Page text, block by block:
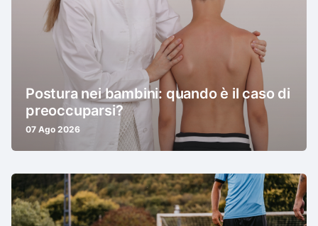
Postura nei bambini: quando è il caso di
preoccuparsi?
07 Ago 2026